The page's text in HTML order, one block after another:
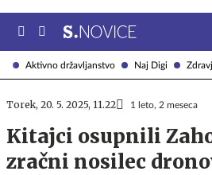
Aktivno državljanstvo Naj Digi
Torek, 20. 5. 2025, 11.22 1 leto, 2 meseca
Kitajci osupnili
zračni nosilec